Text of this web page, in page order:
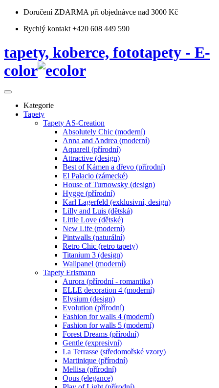
Doručení ZDARMA při objednávce nad 3000 Kč
Rychlý kontakt +420 608 449 590
tapety, koberce, fototapety - E-
color
Kategorie
Tapety
Tapety AS-Creation
Absolutely Chic (moderní)
Anna and Andrea (moderní)
Aquarell (přírodní)
Attractive (design)
Best of Kámen a dřevo (přírodní)
El Palacio (zámecké)
House of Turnowsky (design)
Hygge (přírodní)
Karl Lagerfeld (exklusivní, design)
Lilly and Luis (dětská)
Little Love (dětské)
New Life (moderní)
Pintwalls (naturální)
Retro Chic (retro tapety)
Titanium 3 (design)
Wallpanel (moderní)
Tapety Erismann
Aurora (přírodní - romantika)
ELLE decoration 4 (moderní)
Elysium (design)
Evolution (přírodní)
Fashion for walls 4 (moderní)
Fashion for walls 5 (moderní)
Forest Dreams (přírodní)
Gentle (expresivní)
La Terrasse (středomořské vzory)
Martinique (přírodní)
Mellisa (přírodní)
Opus (elegance)